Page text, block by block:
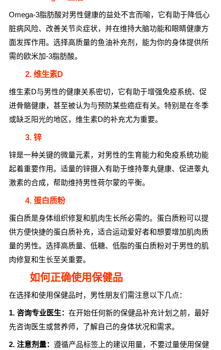
Omega-3脂肪酸对男性健康的益处不言而喻，它有助于降低心
脏病风险、改善关节炎症状，并在维持大脑功能和眼睛健康方
面发挥作用。选择高质量的鱼油补充剂，能为你的身体提供所
需的欧米加-3脂肪酸。
2. 维生素D
维生素D与男性的健康关系密切，它有助于增强免疫系统、促
进骨骼健康，甚至被认为与预防某些癌症有关。特别是在冬季
或缺乏阳光的地区，维生素D的补充尤为重要。
3. 锌
锌是一种关键的微量元素，对男性的生育能力和免疫系统功能
起着重要作用。适量的锌摄入有助于维持睾丸健康、促进睾丸
激素的合成，帮助维持男性荷尔蒙的平衡。
4. 蛋白质粉
蛋白质是身体组织修复和肌肉生长所必需的。蛋白质粉可以提
供方便快捷的蛋白质补充，适合运动爱好者和想要增加肌肉质
量的男性。选择高质量、低糖、低脂的蛋白质粉对于男性的肌
肉修复和生长至关重要。
如何正确使用保健品
在选择和使用保健品时，男性朋友们需注意以下几点：
1. 咨询专业医生： 在开始任何新的保健品补充计划之前，最好
先咨询医生或营养师，了解自己的身体状况和需求。
2. 注意剂量： 遵循产品标签上的建议用量，不要过量使用保健